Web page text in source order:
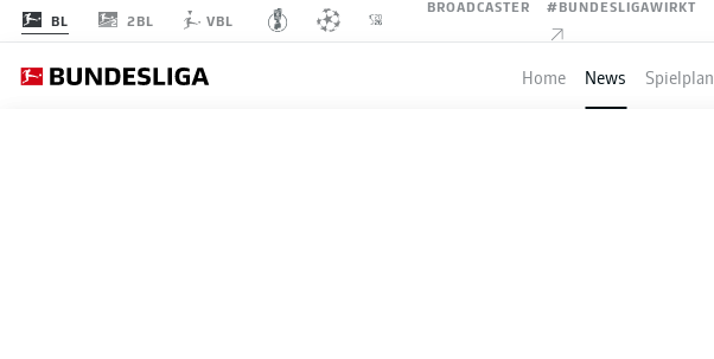
BL 2BL VBL
BROADCASTER #BUNDESLIGAWIRKT
Home News Spielplan